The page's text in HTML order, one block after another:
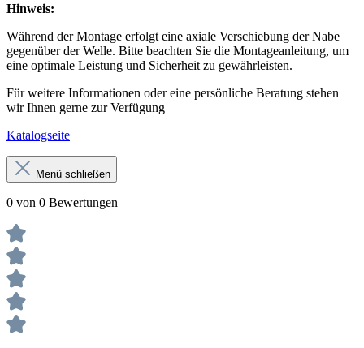
Hinweis:
Während der Montage erfolgt eine axiale Verschiebung der Nabe
gegenüber der Welle. Bitte beachten Sie die Montageanleitung, um
eine optimale Leistung und Sicherheit zu gewährleisten.
Für weitere Informationen oder eine persönliche Beratung stehen
wir Ihnen gerne zur Verfügung
Katalogseite
Menü schließen
0 von 0 Bewertungen